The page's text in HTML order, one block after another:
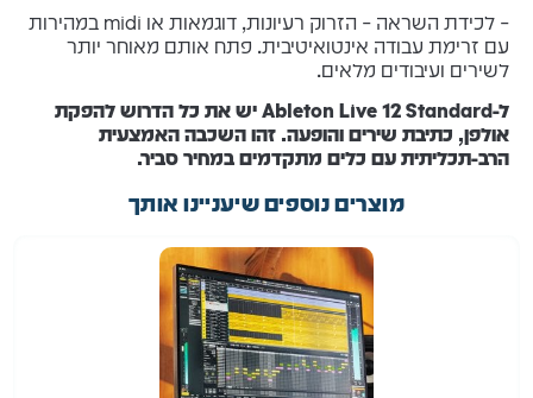
– לכידת השראה – הזרוק רעיונות, דוגמאות או midi במהירות
עם זרימת עבודה אינטואיטיבית. פתח אותם מאוחר יותר
לשירים ועיבודים מלאים.
ל-Ableton Live 12 Standard יש את כל הדרוש להפקת
אולפן, כתיבת שירים והופעה. זהו השכבה האמצעית
הרב-תכליתית עם כלים מתקדמים במחיר סביר.
מוצרים נוספים שיעניינו אותך